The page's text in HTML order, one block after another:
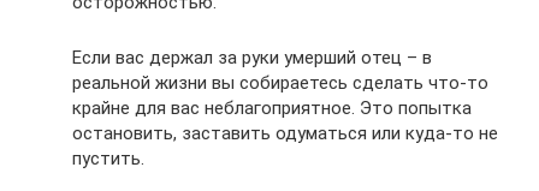
Если вас держал за руки умерший отец – в
реальной жизни вы собираетесь сделать что-то
крайне для вас неблагоприятное. Это попытка
остановить, заставить одуматься или куда-то не
пустить.